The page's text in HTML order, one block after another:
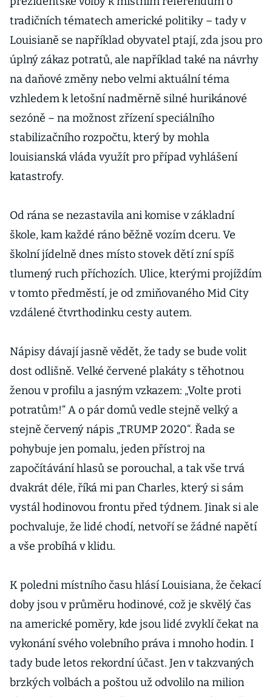
tradičních tématech americké politiky – tady v
Louisianě se například obyvatel ptají, zda jsou pro
úplný zákaz potratů, ale například také na návrhy
na daňové změny nebo velmi aktuální téma
vzhledem k letošní nadměrně silné hurikánové
sezóně – na možnost zřízení speciálního
stabilizačního rozpočtu, který by mohla
louisianská vláda využít pro případ vyhlášení
katastrofy.
Od rána se nezastavila ani komise v základní
škole, kam každé ráno běžně vozím dceru. Ve
školní jídelně dnes místo stovek dětí zní spíš
tlumený ruch příchozích. Ulice, kterými projíždím
v tomto předměstí, je od zmiňovaného Mid City
vzdálené čtvrthodinku cesty autem.
Nápisy dávají jasně vědět, že tady se bude volit
dost odlišně. Velké červené plakáty s těhotnou
ženou v profilu a jasným vzkazem: „Volte proti
potratům!“ A o pár domů vedle stejně velký a
stejně červený nápis „TRUMP 2020“. Řada se
pohybuje jen pomalu, jeden přístroj na
započítávání hlasů se porouchal, a tak vše trvá
dvakrát déle, říká mi pan Charles, který si sám
vystál hodinovou frontu před týdnem. Jinak si ale
pochvaluje, že lidé chodí, netvoří se žádné napětí
a vše probíhá v klidu.
K poledni místního času hlásí Louisiana, že čekací
doby jsou v průměru hodinové, což je skvělý čas
na americké poměry, kde jsou lidé zvyklí čekat na
vykonání svého volebního práva i mnoho hodin. I
tady bude letos rekordní účast. Jen v takzvaných
brzkých volbách a poštou už odvolilo na milion